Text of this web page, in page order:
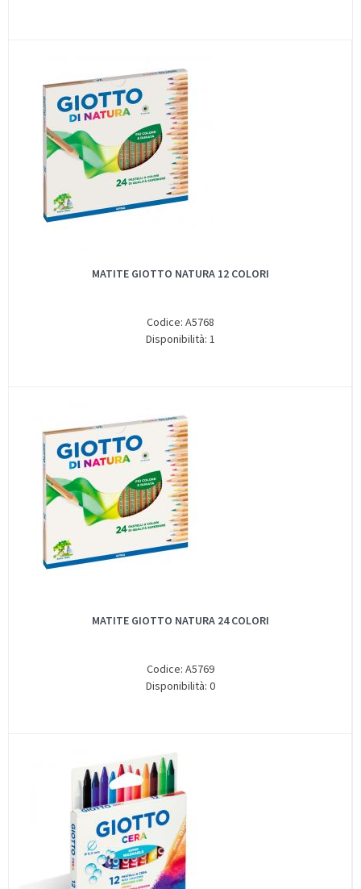
MATITE GIOTTO NATURA 12 COLORI
Codice: A5768
Disponibilità: 1
MATITE GIOTTO NATURA 24 COLORI
Codice: A5769
Disponibilità: 0